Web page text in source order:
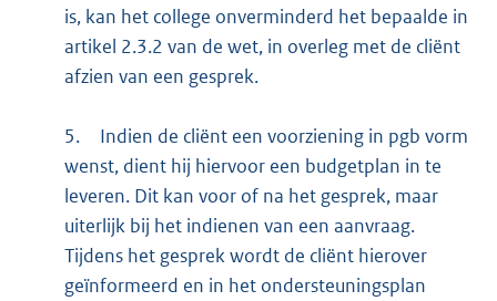
is, kan het college onverminderd het bepaalde in
artikel 2.3.2 van de wet, in overleg met de cliënt
afzien van een gesprek.
5.
Indien de cliënt een voorziening in pgb vorm
wenst, dient hij hiervoor een budgetplan in te
leveren. Dit kan voor of na het gesprek, maar
uiterlijk bij het indienen van een aanvraag.
Tijdens het gesprek wordt de cliënt hierover
geïnformeerd en in het ondersteuningsplan